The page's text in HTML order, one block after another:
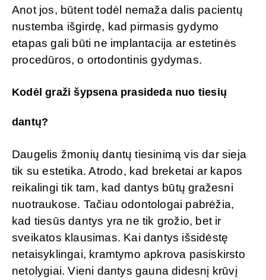
Anot jos, būtent todėl nemaža dalis pacientų
nustemba išgirdę, kad pirmasis gydymo
etapas gali būti ne implantacija ar estetinės
procedūros, o ortodontinis gydymas.
Kodėl graži šypsena prasideda nuo tiesių
dantų?
Daugelis žmonių dantų tiesinimą vis dar sieja
tik su estetika. Atrodo, kad breketai ar kapos
reikalingi tik tam, kad dantys būtų gražesni
nuotraukose. Tačiau odontologai pabrėžia,
kad tiesūs dantys yra ne tik grožio, bet ir
sveikatos klausimas. Kai dantys išsidėstę
netaisyklingai, kramtymo apkrova pasiskirsto
netolygiai. Vieni dantys gauna didesnį krūvį